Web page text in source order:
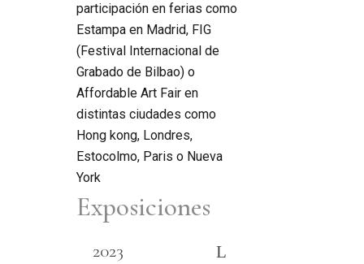
participación en ferias como
Estampa en Madrid, FIG
(Festival Internacional de
Grabado de Bilbao) o
Affordable Art Fair en
distintas ciudades como
Hong kong, Londres,
Estocolmo, Paris o Nueva
York
Exposiciones
2023